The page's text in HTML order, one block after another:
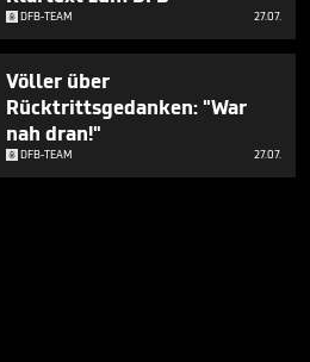
DFB-TEAM 27.07.
Völler über
Rücktrittsgedanken: "War
nah dran!"
DFB-TEAM 27.07.